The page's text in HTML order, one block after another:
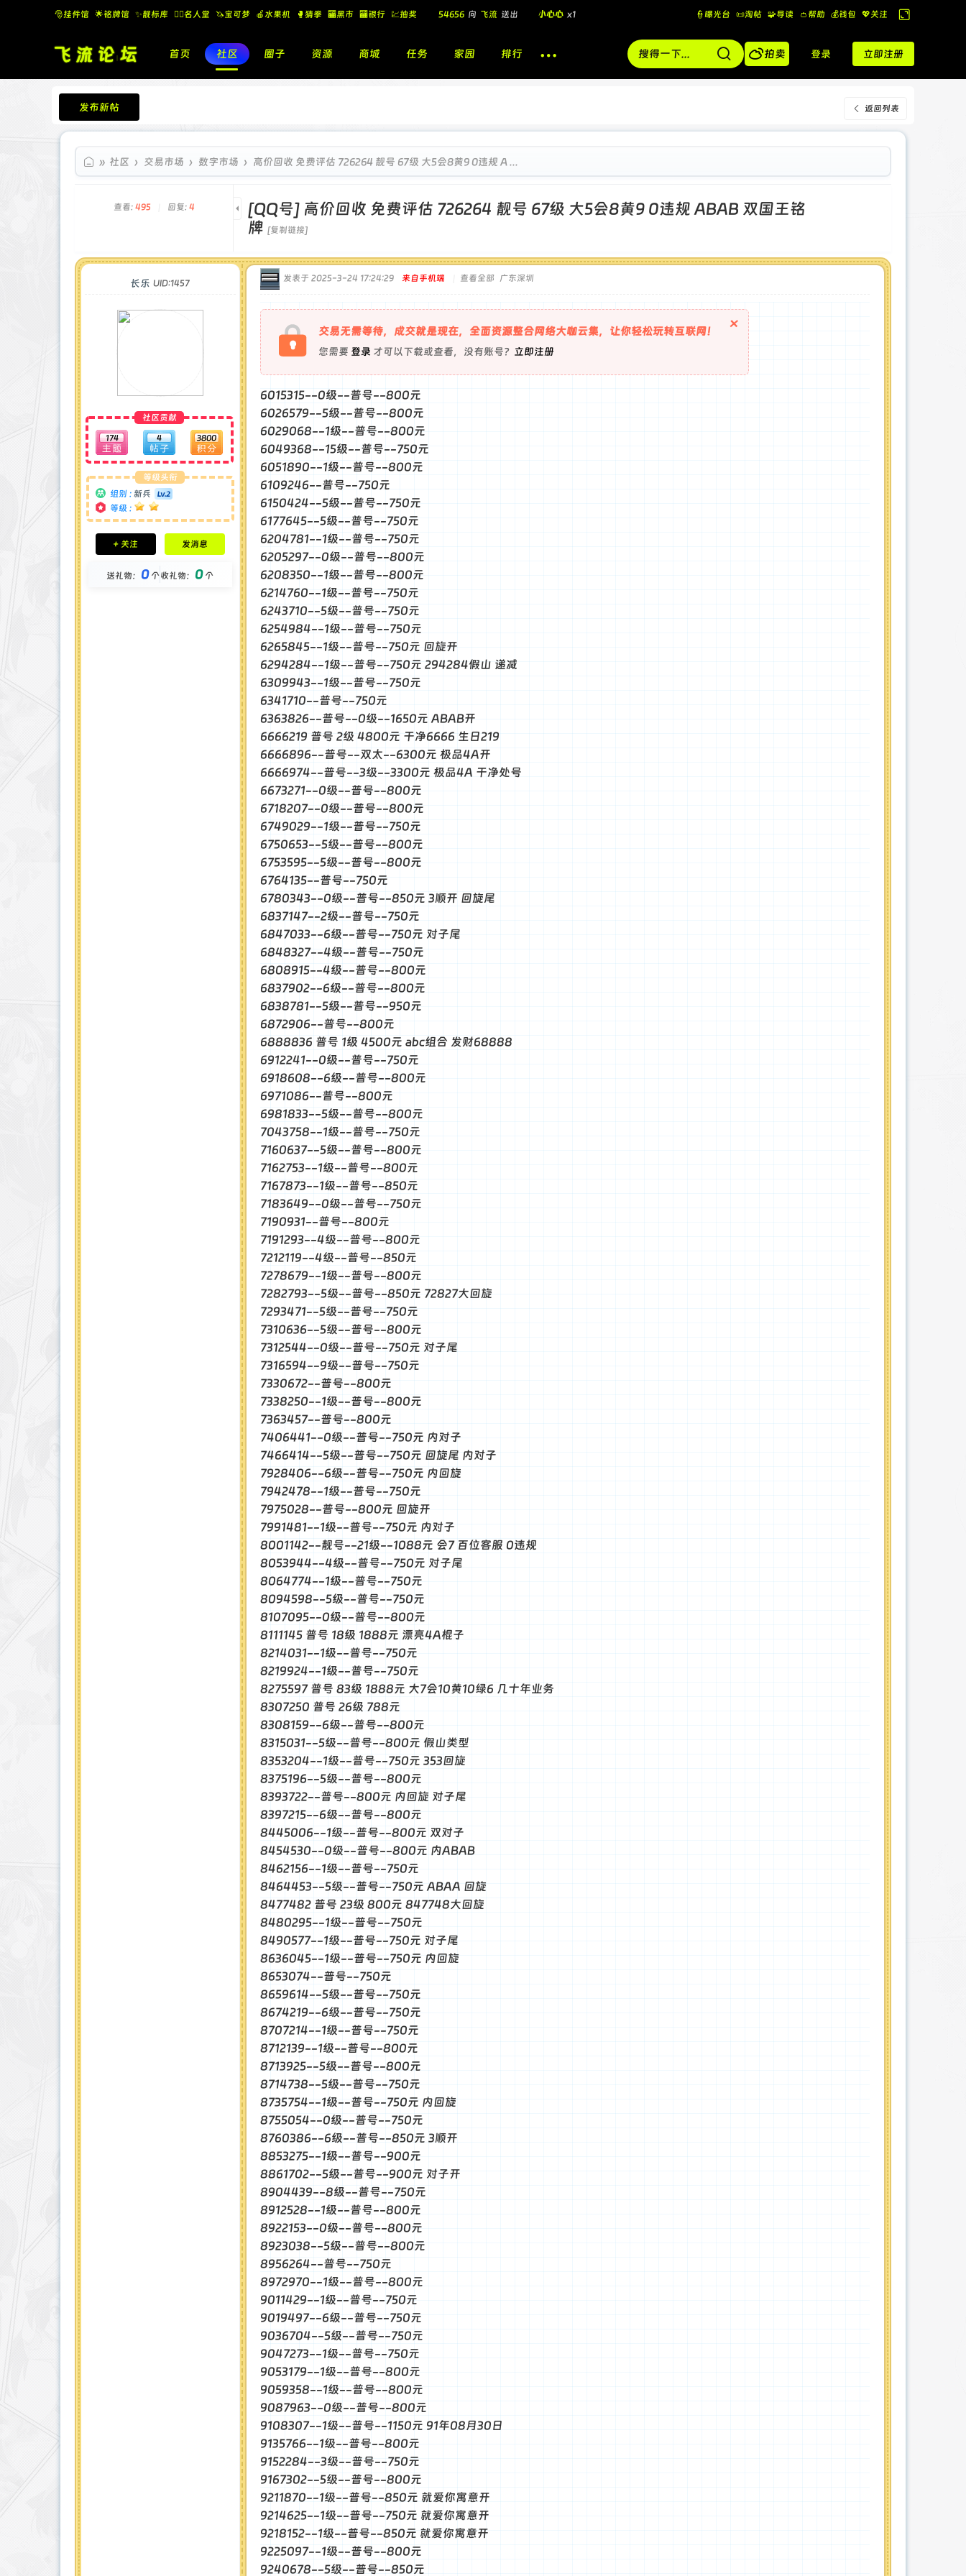
🎅挂件馆 🌟铭牌馆 ✨️靓标库 🧚‍♂️名人堂 🦄宝可梦 🍎水果机 🥊猜拳 🏧黑市 🏧银行 💹抽奖
🎁
54656 向 飞流 送出 小心心 x1
飞流 向 北 酷盖墨镜
飞流 向 北 送出 小心心 x1
👮曝光台 📜淘帖 🧩导读 👛帮助 💰️钱包 💖关注
换
到
宽
版
首页 社区 圈子 资源 商城 任务 家园 排行 拍卖 登录 立即注册
返回列表
发布新帖
飞流论坛
» 社区 › 交易市场 › 数字市场 › 高价回收 免费评估 726264 靓号 67级 大5会8黄9 0违规 A ...
查看: 495 回复: 4 [QQ号] 高价回收 免费评估 726264 靓号 67级 大5会8黄9 0违规 ABAB 双国王铭
牌 [复制链接]
长乐 UID:1457
社区贡献
174 4 3800
等级头衔
组别 : 新兵
等级 :
积分成就
钻石 : 0 颗
金币 : 0 枚
+ 关注 发消息
送礼物： 0个收礼物： 0个
发表于 2025-3-24 17:24:29 来自手机端 查看全部 广东深圳
交易无需等待，成交就是现在，全面资源整合网络大咖云集，让你轻松玩转互联网！
您需要 登录 才可以下载或查看，没有账号？ 立即注册
×
6015315--0级--普号--800元
6026579--5级--普号--800元
6029068--1级--普号--800元
6049368--15级--普号--750元
6051890--1级--普号--800元
6109246--普号--750元
6150424--5级--普号--750元
6177645--5级--普号--750元
6204781--1级--普号--750元
6205297--0级--普号--800元
6208350--1级--普号--800元
6214760--1级--普号--750元
6243710--5级--普号--750元
6254984--1级--普号--750元
6265845--1级--普号--750元 回旋开
6294284--1级--普号--750元 294284假山 递减
6309943--1级--普号--750元
6341710--普号--750元
6363826--普号--0级--1650元 ABAB开
6666219 普号 2级 4800元 干净6666 生日219
6666896--普号--双太--6300元 极品4A开
6666974--普号--3级--3300元 极品4A 干净处号
6673271--0级--普号--800元
6718207--0级--普号--800元
6749029--1级--普号--750元
6750653--5级--普号--800元
6753595--5级--普号--800元
6764135--普号--750元
6780343--0级--普号--850元 3顺开 回旋尾
6837147--2级--普号--750元
6847033--6级--普号--750元 对子尾
6848327--4级--普号--750元
6808915--4级--普号--800元
6837902--6级--普号--800元
6838781--5级--普号--950元
6872906--普号--800元
6888836 普号 1级 4500元 abc组合 发财68888
6912241--0级--普号--750元
6918608--6级--普号--800元
6971086--普号--800元
6981833--5级--普号--800元
7043758--1级--普号--750元
7160637--5级--普号--800元
7162753--1级--普号--800元
7167873--1级--普号--850元
7183649--0级--普号--750元
7190931--普号--800元
7191293--4级--普号--800元
7212119--4级--普号--850元
7278679--1级--普号--800元
7282793--5级--普号--850元 72827大回旋
7293471--5级--普号--750元
7310636--5级--普号--800元
7312544--0级--普号--750元 对子尾
7316594--9级--普号--750元
7330672--普号--800元
7338250--1级--普号--800元
7363457--普号--800元
7406441--0级--普号--750元 内对子
7466414--5级--普号--750元 回旋尾 内对子
7928406--6级--普号--750元 内回旋
7942478--1级--普号--750元
7975028--普号--800元 回旋开
7991481--1级--普号--750元 内对子
8001142--靓号--21级--1088元 会7 百位客服 0违规
8053944--4级--普号--750元 对子尾
8064774--1级--普号--750元
8094598--5级--普号--750元
8107095--0级--普号--800元
8111145 普号 18级 1888元 漂亮4A棍子
8214031--1级--普号--750元
8219924--1级--普号--750元
8275597 普号 83级 1888元 大7会10黄10绿6 几十年业务
8307250 普号 26级 788元
8308159--6级--普号--800元
8315031--5级--普号--800元 假山类型
8353204--1级--普号--750元 353回旋
8375196--5级--普号--800元
8393722--普号--800元 内回旋 对子尾
8397215--6级--普号--800元
8445006--1级--普号--800元 双对子
8454530--0级--普号--800元 内ABAB
8462156--1级--普号--750元
8464453--5级--普号--750元 ABAA 回旋
8477482 普号 23级 800元 847748大回旋
8480295--1级--普号--750元
8490577--1级--普号--750元 对子尾
8636045--1级--普号--750元 内回旋
8653074--普号--750元
8659614--5级--普号--750元
8674219--6级--普号--750元
8707214--1级--普号--750元
8712139--1级--普号--800元
8713925--5级--普号--800元
8714738--5级--普号--750元
8735754--1级--普号--750元 内回旋
8755054--0级--普号--750元
8760386--6级--普号--850元 3顺开
8853275--1级--普号--900元
8861702--5级--普号--900元 对子开
8904439--8级--普号--750元
8912528--1级--普号--800元
8922153--0级--普号--800元
8923038--5级--普号--800元
8956264--普号--750元
8972970--1级--普号--800元
9011429--1级--普号--750元
9019497--6级--普号--750元
9036704--5级--普号--750元
9047273--1级--普号--750元
9053179--1级--普号--800元
9059358--1级--普号--800元
9087963--0级--普号--800元
9108307--1级--普号--1150元 91年08月30日
9135766--1级--普号--800元
9152284--3级--普号--750元
9167302--5级--普号--800元
9211870--1级--普号--850元 就爱你寓意开
9214625--1级--普号--750元 就爱你寓意开
9218152--1级--普号--850元 就爱你寓意开
9225097--1级--普号--800元
9240678--5级--普号--850元